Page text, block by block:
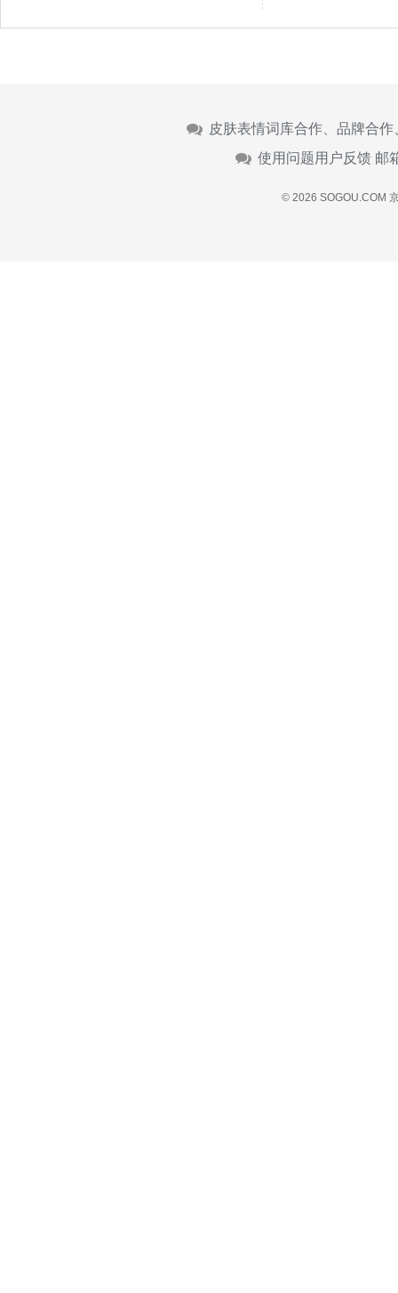
皮肤表情词库合作、品牌合
使用问题用户反馈 邮
© 2026 SOGOU.COM